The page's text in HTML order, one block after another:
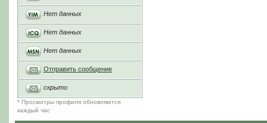
Нет данных
Нет данных
Нет данных
Отправить сообщение
скрыто
* Просмотры профиля обновляются
каждый час